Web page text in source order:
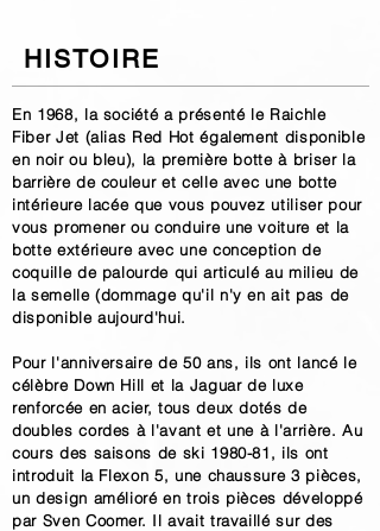
HISTOIRE
En 1968, la société a présenté le Raichle
Fiber Jet (alias Red Hot également disponible
en noir ou bleu), la première botte à briser la
barrière de couleur et celle avec une botte
intérieure lacée que vous pouvez utiliser pour
vous promener ou conduire une voiture et la
botte extérieure avec une conception de
coquille de palourde qui articulé au milieu de
la semelle (dommage qu'il n'y en ait pas de
disponible aujourd'hui.
Pour l'anniversaire de 50 ans, ils ont lancé le
célèbre Down Hill et la Jaguar de luxe
renforcée en acier, tous deux dotés de
doubles cordes à l'avant et une à l'arrière. Au
cours des saisons de ski 1980-81, ils ont
introduit la Flexon 5, une chaussure 3 pièces,
un design amélioré en trois pièces développé
par Sven Coomer. Il avait travaillé sur des